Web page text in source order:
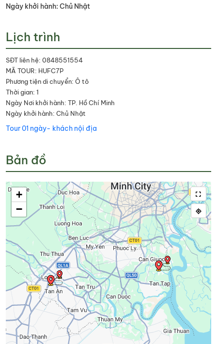
Ngày khởi hành: Chủ Nhật
Lịch trình
SĐT liên hệ: 0848551554
MÃ TOUR: HUFC7P
Phương tiện di chuyển: Ô tô
Thời gian: 1
Ngày Nơi khởi hành: TP. Hồ Chí Minh
Ngày khởi hành: Chủ Nhật
Tour 01 ngày- khách nội địa
Bản đồ
+
−